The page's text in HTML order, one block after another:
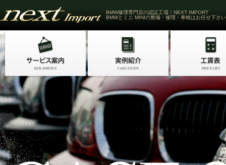
BMW修理専門店の認証工場｜NEXT IMPORT
BMWとミニ MINIの整備・修理・車検はお任せ下さい